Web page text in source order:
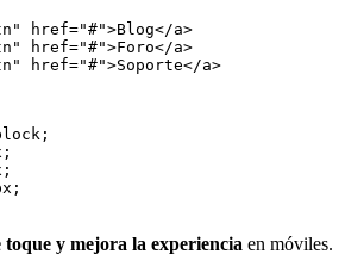
href="#">Blog</a>
href="#">Foro</a>
href="#">Soporte</a>
toque y mejora la experiencia en móviles.